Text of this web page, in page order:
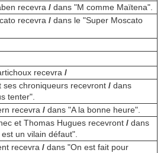
recevra / dans "M comme Maïtena".
recevra / dans le "Super Moscato
recevra /
ses chroniqueurs recevront / dans
tenter".
recevra / dans "A la bonne heure".
et Thomas Hugues recevront / dans
un vilain défaut".
recevra / dans "On est fait pour